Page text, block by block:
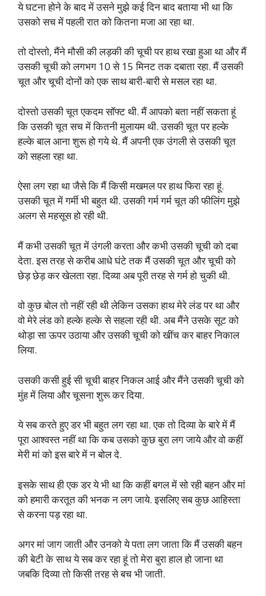
ये घटना होने के बाद में उसने मुझे कई दिन बाद बताया भी था कि
उसको सच में पहली रात को कितना मजा आ रहा था.
तो दोस्तो, मैंने मौसी की लड़की की चूची पर हाथ रखा हुआ था और मैं
उसकी चूची को लगभग 10 से 15 मिनट तक दबाता रहा. मैं उसकी
चूत और चूची दोनों को एक साथ बारी-बारी से मसल रहा था.
दोस्तो उसकी चूत एकदम सॉफ्ट थी. मैं आपको बता नहीं सकता हूं
कि उसकी चूत सच में कितनी मुलायम थी. उसकी चूत पर हल्के
हल्के बाल आना शुरू हो गये थे. मैं अपनी एक उंगली से उसकी चूत
को सहला रहा था.
ऐसा लग रहा था जैसे कि मैं किसी मखमल पर हाथ फिरा रहा हूं.
उसकी चूत में गर्मी भी बहुत थी. उसकी गर्म गर्म चूत की फीलिंग मुझे
अलग से महसूस हो रही थी.
मैं कभी उसकी चूत में उंगली करता और कभी उसकी चूची को दबा
देता. इस तरह से करीब आधे घंटे तक मैं उसकी चूत और चूची को
छेड़ छेड़ कर खेलता रहा. दिव्या अब पूरी तरह से गर्म हो चुकी थी.
वो कुछ बोल तो नहीं रही थी लेकिन उसका हाथ मेरे लंड पर था और
वो मेरे लंड को हल्के हल्के से सहला रही थी. अब मैंने उसके सूट को
थोड़ा सा ऊपर उठाया और उसकी चूची को खींच कर बाहर निकाल
लिया.
उसकी कसी हुई सी चूची बाहर निकल आई और मैंने उसकी चूची को
मुंह में लिया और चूसना शुरू कर दिया.
ये सब करते हुए डर भी बहुत लग रहा था. एक तो दिव्या के बारे में मैं
पूरा आश्वस्त नहीं था कि कब उसको कुछ बुरा लग जाये और वो कहीं
मेरी मां को इस बारे में न बोल दे.
इसके साथ ही एक डर ये भी था कि कहीं बगल में सो रही बहन और मां
को हमारी करतूत की भनक न लग जाये. इसलिए सब कुछ आहिस्ता
से करना पड़ रहा था.
अगर मां जाग जाती और उनको ये पता लग जाता कि मैं उसकी बहन
की बेटी के साथ ये सब कर रहा हूं तो मेरा बुरा हाल हो जाना था
जबकि दिव्या तो किसी तरह से बच भी जाती.